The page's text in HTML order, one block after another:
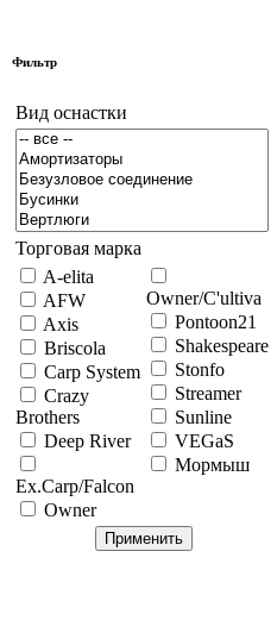
Фильтр
Вид оснастки
Торговая марка
A-elita
AFW
Axis
Briscola
Carp System
Crazy
Brothers
Deep River
Ex.Carp/Falcon
Owner
Owner/C'ultiva
Pontoon21
Shakespeare
Stonfo
Streamer
Sunline
VEGaS
Мормыш